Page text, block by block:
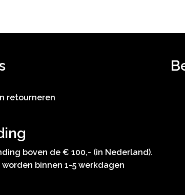
retourneren
boven de € 100,- (in Nederland).
binnen 1-5 werkdagen